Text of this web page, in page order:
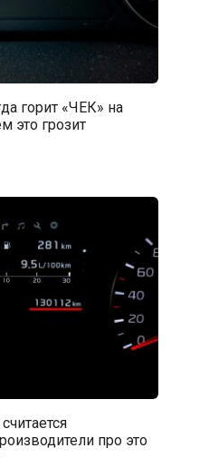
горит «ЧЕК» на
это грозит
про это